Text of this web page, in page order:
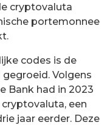
cryptovaluta
portemonnee
codes is de
Volgens
Bank had in 2023
cryptovaluta, een
jaar eerder. Deze